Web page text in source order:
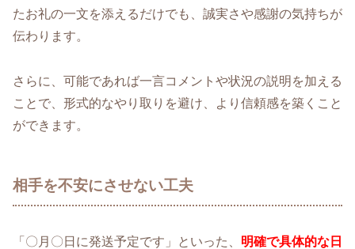
たお礼の一文を添えるだけでも、誠実さや感謝の気持ちが
伝わります。
さらに、可能であれば一言コメントや状況の説明を加える
ことで、形式的なやり取りを避け、より信頼感を築くこと
ができます。
相手を不安にさせない工夫
「〇月〇日に発送予定です」といった、 明確で具体的な日